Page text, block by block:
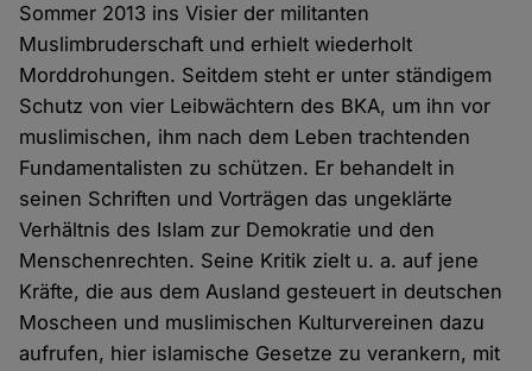
Sommer 2013 ins Visier der militanten
Muslimbruderschaft und erhielt wiederholt
Morddrohungen. Seitdem steht er unter ständigem
Schutz von vier Leibwächtern des BKA, um ihn vor
muslimischen, ihm nach dem Leben trachtenden
Fundamentalisten zu schützen. Er behandelt in
seinen Schriften und Vorträgen das ungeklärte
Verhältnis des Islam zur Demokratie und den
Menschenrechten. Seine Kritik zielt u. a. auf jene
Kräfte, die aus dem Ausland gesteuert in deutschen
Moscheen und muslimischen Kulturvereinen dazu
aufrufen, hier islamische Gesetze zu verankern, mit